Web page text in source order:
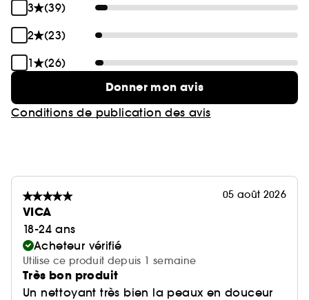
3
(39)
2
(23)
1
(26)
Donner mon avis
Conditions de publication des avis
05 août 2026
VICA
18-24 ans
Acheteur vérifié
Utilise ce produit depuis 1 semaine
Très bon produit
Un nettoyant très bien la peaux en douceur